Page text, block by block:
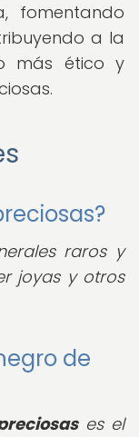
fomentando
a la
más ético y
raros y
joyas y otros
de
es el